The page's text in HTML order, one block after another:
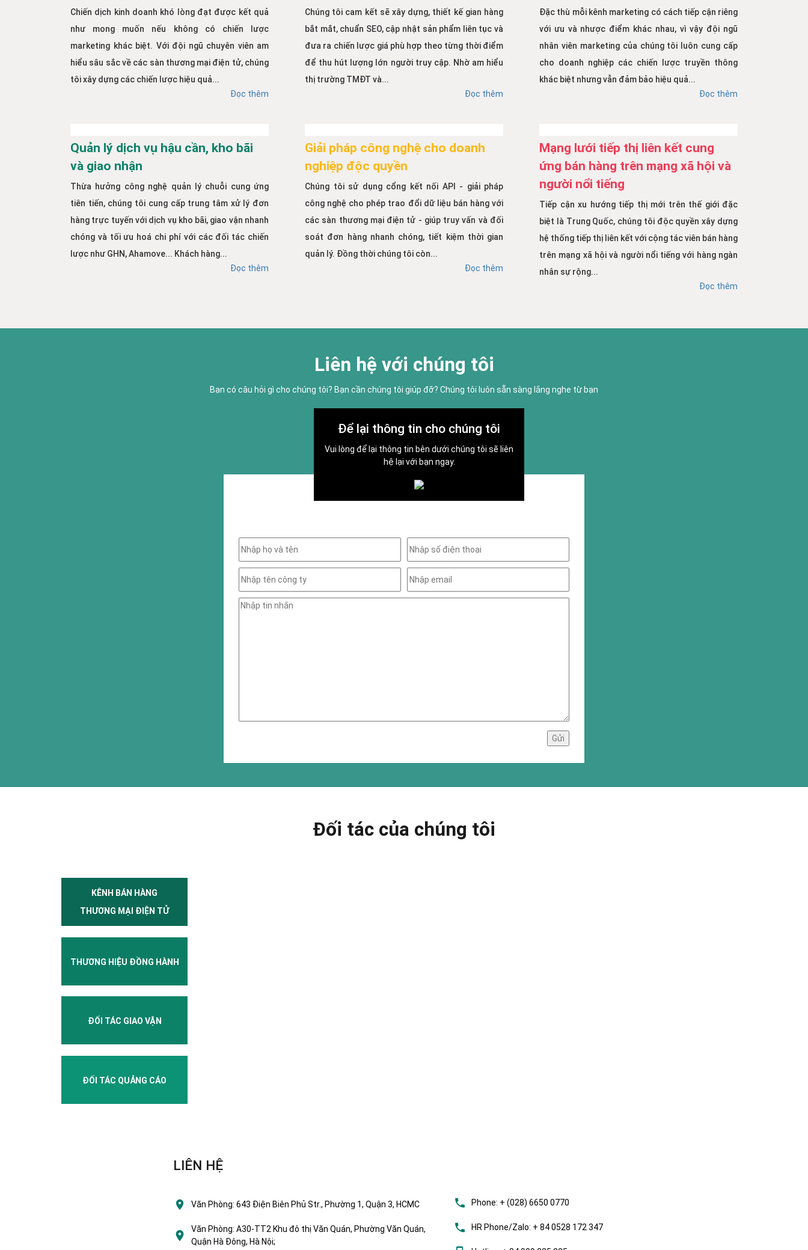
Chiến dịch kinh doanh khó lòng đạt được kết quả
như mong muốn nếu không có chiến lược
marketing khác biệt. Với đội ngũ chuyên viên am
hiểu sâu sắc về các sàn thương mại điện tử, chúng
tôi xây dựng các chiến lược hiệu quả...
Đọc thêm
Chúng tôi cam kết sẽ xây dựng, thiết kế gian hàng
bắt mắt, chuẩn SEO, cập nhật sản phẩm liên tục và
đưa ra chiến lược giá phù hợp theo từng thời điểm
để thu hút lượng lớn người truy cập. Nhờ am hiểu
thị trường TMĐT và...
Đọc thêm
Đặc thù mỗi kênh marketing có cách tiếp cận riêng
với ưu và nhược điểm khác nhau, vì vậy đội ngũ
nhân viên marketing của chúng tôi luôn cung cấp
cho doanh nghiệp các chiến lược truyền thông
khác biệt nhưng vẫn đảm bảo hiệu quả...
Đọc thêm
Quản lý dịch vụ hậu cần, kho bãi
và giao nhận
Thừa hưởng công nghệ quản lý chuỗi cung ứng
tiên tiến, chúng tôi cung cấp trung tâm xử lý đơn
hàng trực tuyến với dịch vụ kho bãi, giao vận nhanh
chóng và tối ưu hoá chi phí với các đối tác chiến
lược như GHN, Ahamove... Khách hàng...
Đọc thêm
Giải pháp công nghệ cho doanh
nghiệp độc quyền
Chúng tôi sử dụng cổng kết nối API - giải pháp
công nghệ cho phép trao đổi dữ liệu bán hàng với
các sàn thương mại điện tử - giúp truy vấn và đối
soát đơn hàng nhanh chóng, tiết kiệm thời gian
quản lý. Đồng thời chúng tôi còn...
Đọc thêm
Mạng lưới tiếp thị liên kết cung
ứng bán hàng trên mạng xã hội và
người nổi tiếng
Tiếp cận xu hướng tiếp thị mới trên thế giới đặc
biệt là Trung Quốc, chúng tôi độc quyền xây dựng
hệ thống tiếp thị liên kết với cộng tác viên bán hàng
trên mạng xã hội và người nổi tiếng với hàng ngàn
nhân sự rộng...
Đọc thêm
Liên hệ với chúng tôi
Bạn có câu hỏi gì cho chúng tôi? Bạn cần chúng tôi giúp đỡ? Chúng tôi luôn sẵn sàng lắng nghe từ bạn
Để lại thông tin cho chúng tôi
Vui lòng để lại thông tin bên dưới chúng tôi sẽ liên
hệ lại với bạn ngay.
Đối tác của chúng tôi
KÊNH BÁN HÀNG
THƯƠNG MẠI ĐIỆN TỬ
THƯƠNG HIỆU ĐỒNG HÀNH
ĐỐI TÁC GIAO VẬN
ĐỐI TÁC QUẢNG CÁO
LIÊN HỆ
Văn Phòng: 643 Điện Biên Phủ Str., Phường 1, Quận 3, HCMC
Văn Phòng: A30-TT2 Khu đô thị Văn Quán, Phường Văn Quán,
Quận Hà Đông, Hà Nội;
Phone: + (028) 6650 0770
HR Phone/Zalo: + 84 0528 172 347